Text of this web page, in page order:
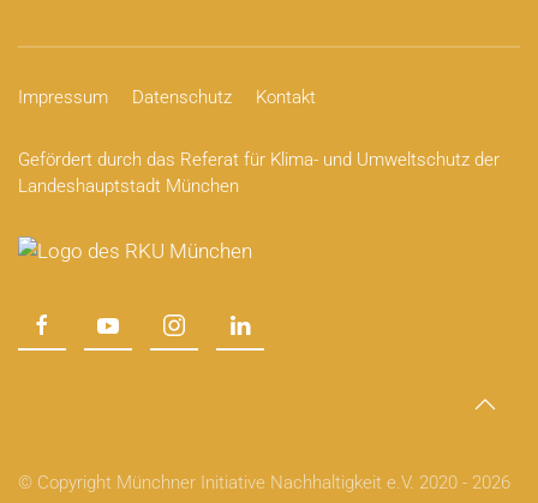
Impressum Datenschutz Kontakt
Gefördert durch das Referat für Klima- und Umweltschutz der
Landeshauptstadt München
© Copyright Münchner Initiative Nachhaltigkeit e.V. 2020 - 2026